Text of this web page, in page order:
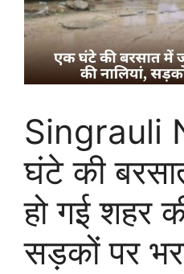
Singrauli
घंटे की
हो गई शहर
सड़कों पर